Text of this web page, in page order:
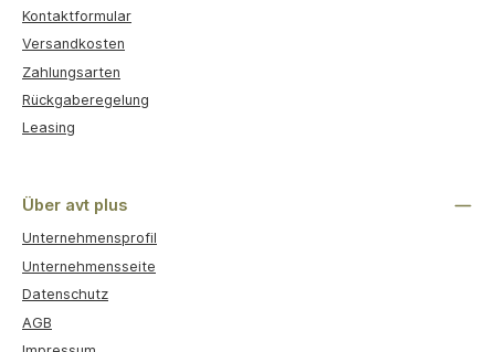
Kontaktformular
Versandkosten
Zahlungsarten
Rückgaberegelung
Leasing
Über avt plus
Unternehmensprofil
Unternehmensseite
Datenschutz
AGB